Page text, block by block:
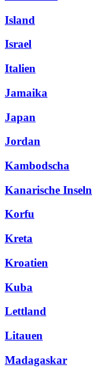
Island
Israel
Italien
Jamaika
Japan
Jordan
Kambodscha
Kanarische Inseln
Korfu
Kreta
Kroatien
Kuba
Lettland
Litauen
Madagaskar